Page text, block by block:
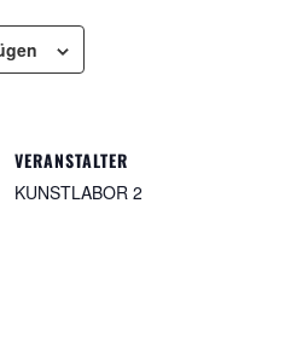
VERANSTALTER
KUNSTLABOR 2